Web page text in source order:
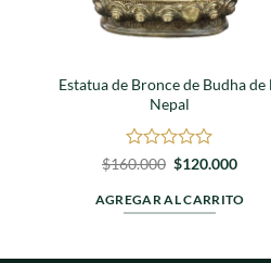
Estatua de Bronce de Budha de
Nepal
Valorado
0
de
$160.000 El
original
era:
$120.000El
actual
es:
AGREGAR AL CARRITO